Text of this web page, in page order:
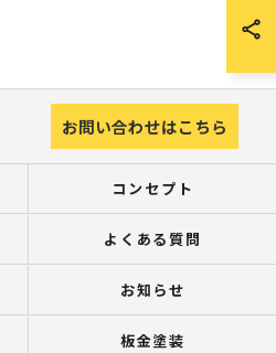
お問い合わせはこちら
コンセプト
よくある質問
お知らせ
板金塗装